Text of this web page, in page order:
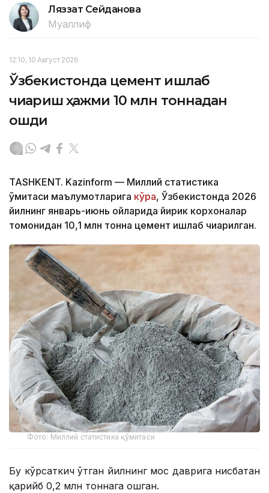
Ляззат Сейданова
Муаллиф
12:10, 10 Август 2026
Ўзбекистонда цемент ишлаб
чиқариш ҳажми 10 млн тоннадан
ошди
TASHKENT. Kazinform — Миллий статистика
қўмитаси маълумотларига кўра, Ўзбекистонда 2026
йилнинг январь-июнь ойларида йирик корхоналар
томонидан 10,1 млн тонна цемент ишлаб чиқарилган.
Фото: Миллий статистика қўмитаси
Бу кўрсаткич ўтган йилнинг мос даврига нисбатан
қарийб 0,2 млн тоннага ошган.